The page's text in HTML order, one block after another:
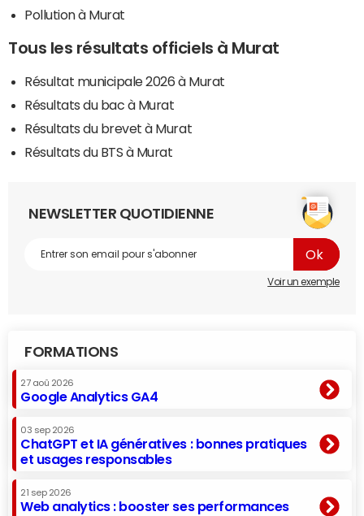
Pollution à Murat
Tous les résultats officiels à Murat
Résultat municipale 2026 à Murat
Résultats du bac à Murat
Résultats du brevet à Murat
Résultats du BTS à Murat
NEWSLETTER QUOTIDIENNE
Voir un exemple
FORMATIONS
27 aoû 2026
Google Analytics GA4
03 sep 2026
ChatGPT et IA génératives : bonnes pratiques
et usages responsables
21 sep 2026
Web analytics : booster ses performances